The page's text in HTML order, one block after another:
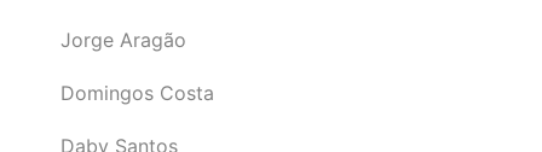
Jorge Aragão
Domingos Costa
Daby Santos